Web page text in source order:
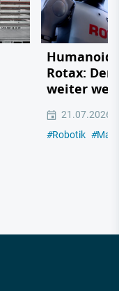
Rotax: Der
weiter
21.07.2026
#Robotik #